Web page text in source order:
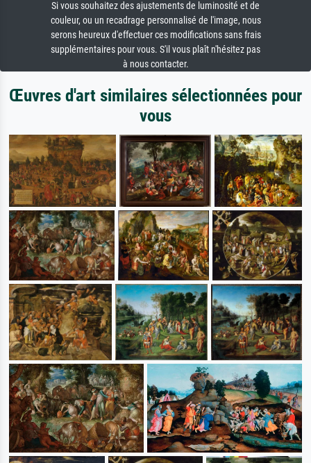
Si vous souhaitez des ajustements de luminosité et de
couleur, ou un recadrage personnalisé de l'image, nous
serons heureux d'effectuer ces modifications sans frais
supplémentaires pour vous. S'il vous plaît n'hésitez pas
à nous contacter.
Œuvres d'art similaires sélectionnées pour
vous